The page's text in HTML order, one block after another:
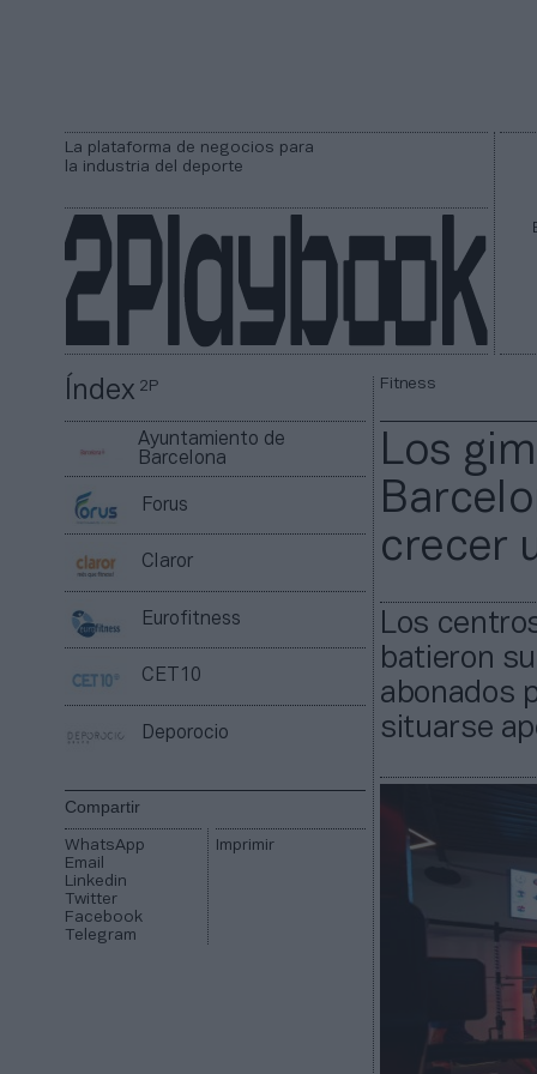
La plataforma de negocios para
la industria del deporte
Índex2P
Ayuntamiento de
Barcelona
Forus
Claror
Eurofitness
CET10
Deporocio
Compartir
WhatsApp
Email
Linkedin
Twitter
Facebook
Telegram
Imprimir
Fitness
Los
crecer
Los
batieron
abonados
situarse